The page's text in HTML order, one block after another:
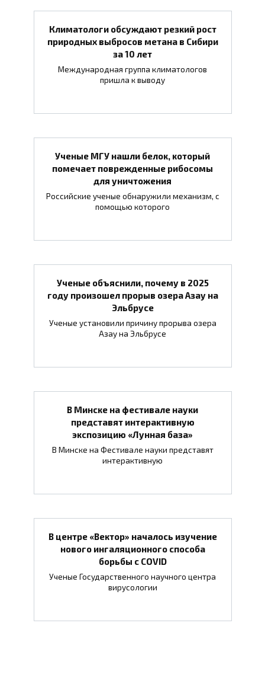
Климатологи обсуждают резкий рост
природных выбросов метана в Сибири
за 10 лет
Международная группа климатологов
пришла к выводу
Ученые МГУ нашли белок, который
помечает поврежденные рибосомы
для уничтожения
Российские ученые обнаружили механизм, с
помощью которого
Ученые объяснили, почему в 2025
году произошел прорыв озера Азау на
Эльбрусе
Ученые установили причину прорыва озера
Азау на Эльбрусе
В Минске на фестивале науки
представят интерактивную
экспозицию «Лунная база»
В Минске на Фестивале науки представят
интерактивную
В центре «Вектор» началось изучение
нового ингаляционного способа
борьбы с COVID
Ученые Государственного научного центра
вирусологии